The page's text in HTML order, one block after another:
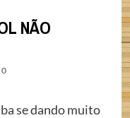
NÃO
0
se dando muito